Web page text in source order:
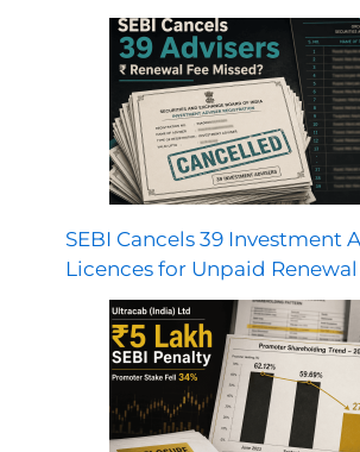
SEBI Cancels 39 Investment
Licences for Unpaid Renewal